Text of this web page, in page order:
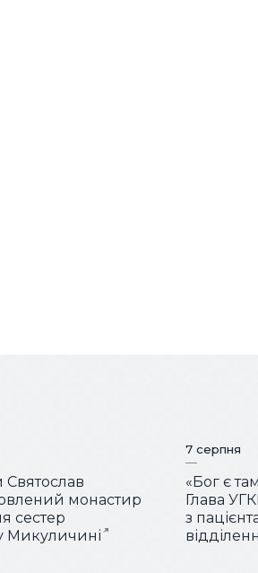
монастир
сестер
Микуличині
7 серпня
«Бог є
Глава
з